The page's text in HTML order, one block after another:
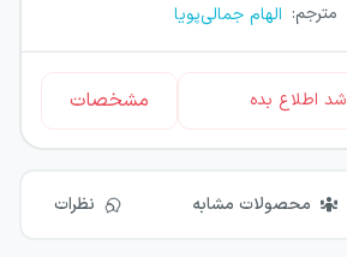
مترجم: الهام جمالی‌پویا
اطلاع بده مشخصات
محصولات مشابه نظرات